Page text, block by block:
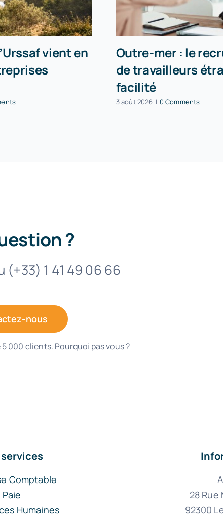
vient en
Outre-mer : le
de travailleurs
facilité
3 août 2026 | 0 Comments
?
1 41 49 06 66
nous
000 clients. Pourquoi pas vous ?
services
Comptable
Paie
Humaines
28 Rue
92300